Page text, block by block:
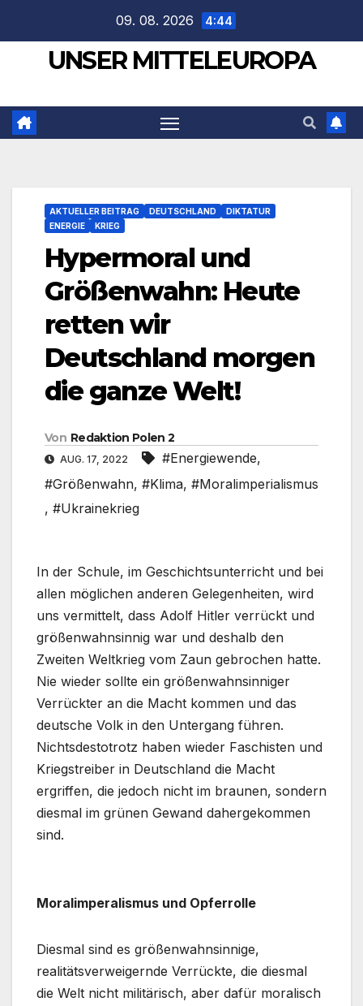
springen
09. 08. 2026 4:44
UNSER MITTELEUROPA
AKTUELLER BEITRAG DEUTSCHLAND
DIKTATUR
ENERGIE
KRIEG
Hypermoral und
Größenwahn: Heute
retten wir
Deutschland morgen
die ganze Welt!
Von Redaktion Polen 2
AUG. 17, 2022 #Energiewende,
#Größenwahn, #Klima, #Moralimperialismus
, #Ukrainekrieg
In der Schule, im Geschichtsunterricht und bei
allen möglichen anderen Gelegenheiten, wird
uns vermittelt, dass Adolf Hitler verrückt und
größenwahnsinnig war und deshalb den
Zweiten Weltkrieg vom Zaun gebrochen hatte.
Nie wieder sollte ein größenwahnsinniger
Verrückter an die Macht kommen und das
deutsche Volk in den Untergang führen.
Nichtsdestotrotz haben wieder Faschisten und
Kriegstreiber in Deutschland die Macht
ergriffen, die jedoch nicht im braunen, sondern
diesmal im grünen Gewand dahergekommen
sind.
Moralimperalismus und Opferrolle
Diesmal sind es größenwahnsinnige,
realitätsverweigernde Verrückte, die diesmal
die Welt nicht militärisch, aber dafür moralisch